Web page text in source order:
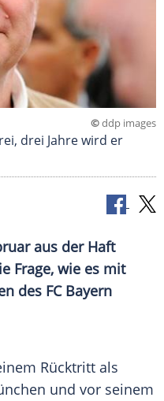
©ddp images
drei Jahre wird er
aus der Haft
Frage, wie es mit
des FC Bayern
Rücktritt als
und vor seinem